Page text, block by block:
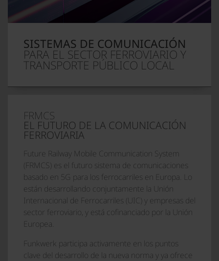
SISTEMAS DE COMUNICACIÓN
PARA EL SECTOR FERROVIARIO Y
TRANSPORTE PÚBLICO LOCAL
FRMCS
EL FUTURO DE LA COMUNICACIÓN
FERROVIARIA
Future Railway Mobile Communication System
(FRMCS) es el futuro sistema de comunicaciones
basado en 5G para los ferrocarriles en Europa. Lo
están desarrollando conjuntamente la Unión
Internacional de Ferrocarriles (UIC) y empresas del
sector ferroviario, y está cofinanciado por la Unión
Europea.
Funkwerk participa activamente en los puntos
clave del desarrollo de la nueva norma y ya ofrece